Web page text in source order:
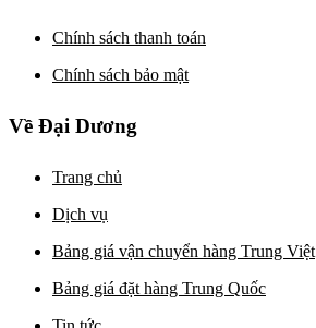
Chính sách thanh toán
Chính sách bảo mật
Về Đại Dương
Trang chủ
Dịch vụ
Bảng giá vận chuyển hàng Trung Việt
Bảng giá đặt hàng Trung Quốc